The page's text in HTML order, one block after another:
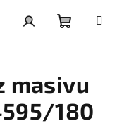
košík
masivu
180